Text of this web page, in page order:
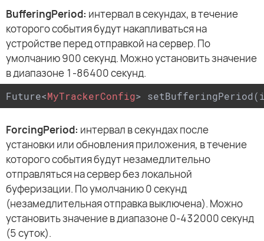
BufferingPeriod: интервал в секундах, в течение
которого события будут накапливаться на
устройстве перед отправкой на сервер. По
умолчанию 900 секунд. Можно установить значение
в диапазоне 1-86400 секунд.
Future<MyTrackerConfig>
ForcingPeriod: интервал в секундах после
установки или обновления приложения, в течение
которого события будут незамедлительно
отправляться на сервер без локальной
буферизации. По умолчанию 0 секунд
(незамедлительная отправка выключена). Можно
установить значение в диапазоне 0-432000 секунд
(5 суток).